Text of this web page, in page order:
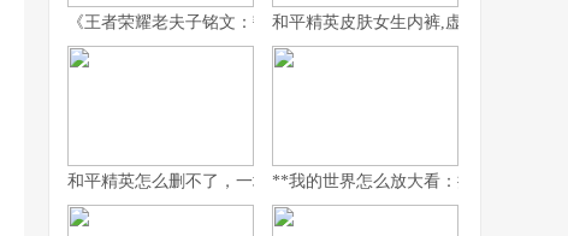
《王者荣耀老夫子铭文：韧性与强攻的古老智慧》
和平精英皮肤女生内裤,虚拟时尚与现
和平精英怎么删不了，一场数字时代的游戏羁绊
**我的世界怎么放大看：探索微观与宏